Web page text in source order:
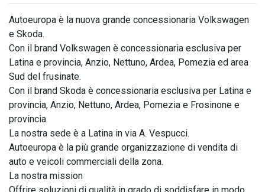
Autoeuropa è la nuova grande concessionaria Volkswagen
e Skoda.
Con il brand Volkswagen è concessionaria esclusiva per
Latina e provincia, Anzio, Nettuno, Ardea, Pomezia ed area
Sud del frusinate.
Con il brand Skoda è concessionaria esclusiva per Latina e
provincia, Anzio, Nettuno, Ardea, Pomezia e Frosinone e
provincia.
La nostra sede è a Latina in via A. Vespucci.
Autoeuropa è la più grande organizzazione di vendita di
auto e veicoli commerciali della zona.
La nostra mission